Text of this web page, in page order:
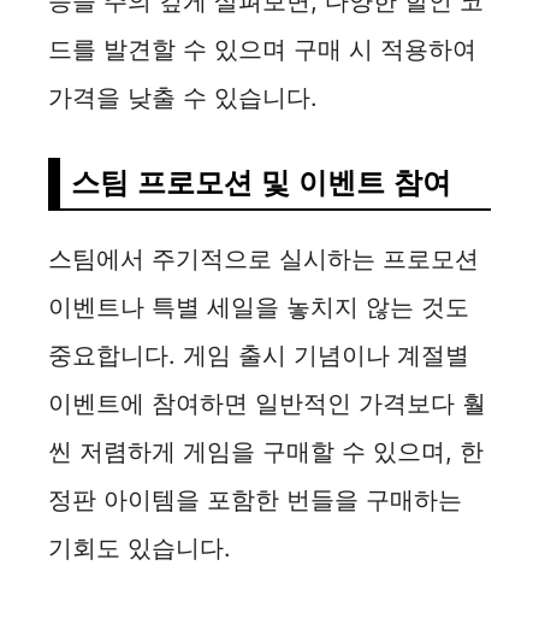
드를 발견할 수 있으며 구매 시 적용하여
가격을 낮출 수 있습니다.
스팀 프로모션 및 이벤트 참여
스팀에서 주기적으로 실시하는 프로모션
이벤트나 특별 세일을 놓치지 않는 것도
중요합니다. 게임 출시 기념이나 계절별
이벤트에 참여하면 일반적인 가격보다 훨
씬 저렴하게 게임을 구매할 수 있으며, 한
정판 아이템을 포함한 번들을 구매하는
기회도 있습니다.